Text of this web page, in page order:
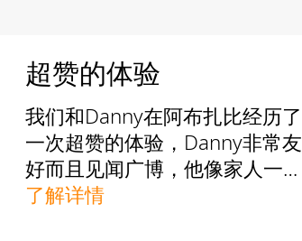
超赞的体验
我们和Danny在阿布扎比经历了
一次超赞的体验，Danny非常友
好而且见闻广博，他像家人一样
为我们的经历提供了很多乐趣。
了解详情